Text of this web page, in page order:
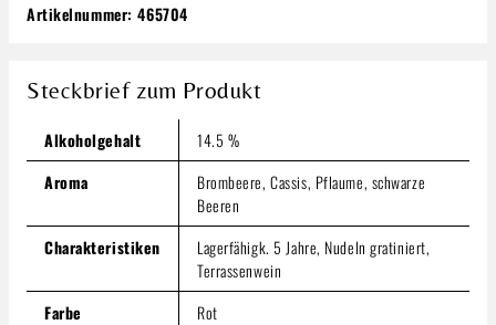
Spier Signature Merlot
Inhalt:0.75 Liter(11,45 € / 1 Liter)
Preise inkl. MwSt. zzgl. Versandkosten
Produkt Anzahl: Gib den gewünschten Wert ein oder
In den Warenkorb
Artikelnummer:465704
Steckbrief zum Produkt
Alkoholgehalt
14.5 %
Aroma
Brombeere, Cassis, Pflaume, schwarze
Beeren
Charakteristiken
Lagerfähigk. 5 Jahre, Nudeln gratiniert,
Terrassenwein
Farbe
Rot